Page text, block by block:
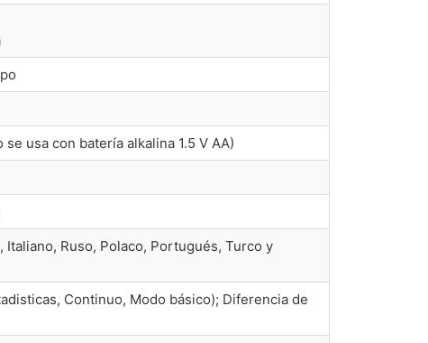
usa con batería alkalina 1.5 V AA)
Italiano, Ruso, Polaco, Portugués, Turco y
Continuo, Modo básico); Diferencia de